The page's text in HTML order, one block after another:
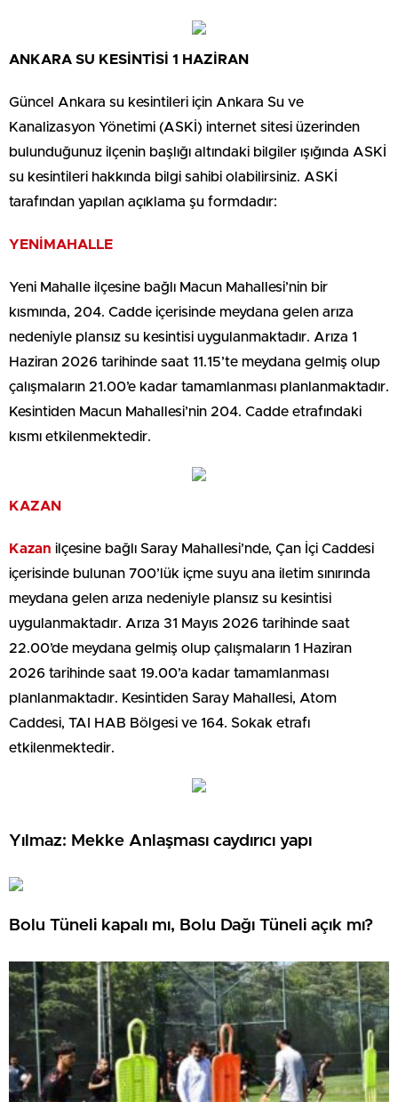
ANKARA SU KESİNTİSİ 1 HAZİRAN
Güncel Ankara su kesintileri için Ankara Su ve
Kanalizasyon Yönetimi (ASKİ) internet sitesi üzerinden
bulunduğunuz ilçenin başlığı altındaki bilgiler ışığında ASKİ
su kesintileri hakkında bilgi sahibi olabilirsiniz. ASKİ
tarafından yapılan açıklama şu formdadır:
YENİMAHALLE
Yeni Mahalle ilçesine bağlı Macun Mahallesi’nin bir
kısmında, 204. Cadde içerisinde meydana gelen arıza
nedeniyle plansız su kesintisi uygulanmaktadır. Arıza 1
Haziran 2026 tarihinde saat 11.15’te meydana gelmiş olup
çalışmaların 21.00’e kadar tamamlanması planlanmaktadır.
Kesintiden Macun Mahallesi’nin 204. Cadde etrafındaki
kısmı etkilenmektedir.
KAZAN
Kazan ilçesine bağlı Saray Mahallesi’nde, Çan İçi Caddesi
içerisinde bulunan 700’lük içme suyu ana iletim sınırında
meydana gelen arıza nedeniyle plansız su kesintisi
uygulanmaktadır. Arıza 31 Mayıs 2026 tarihinde saat
22.00’de meydana gelmiş olup çalışmaların 1 Haziran
2026 tarihinde saat 19.00’a kadar tamamlanması
planlanmaktadır. Kesintiden Saray Mahallesi, Atom
Caddesi, TAI HAB Bölgesi ve 164. Sokak etrafı
etkilenmektedir.
Yılmaz: Mekke Anlaşması caydırıcı yapı
Bolu Tüneli kapalı mı, Bolu Dağı Tüneli açık mı?